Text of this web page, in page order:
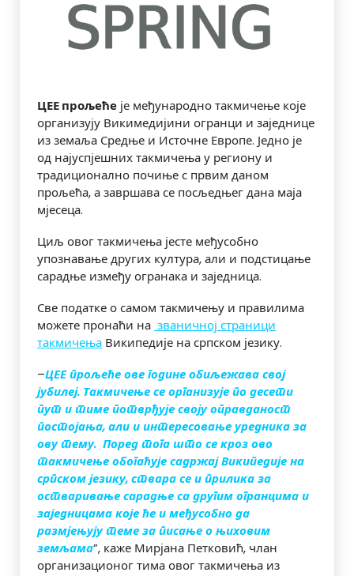
ЦЕЕ прољеће је међународно такмичење које
организују Викимедијини огранци и заједнице
из земаља Средње и Источне Европе. Једно је
од најуспјешних такмичења у региону и
традиционално почиње с првим даном
прољећа, а завршава се посљедњег дана маја
мјесеца.
Циљ овог такмичења јесте међусобно
упознавање других култура, али и подстицање
сарадње између огранака и заједница.
Све податке о самом такмичењу и правилима
можете пронаћи на званичној страници
такмичења Википедије на српском језику.
–ЦЕЕ прољећеове године обиљежава свој
јубилеј. Такмичење се организује по десети
пут и тиме потврђује своју оправданост
постојања, али и интересовање уредника за
ову тему. Поред тога што се кроз ово
такмичење обогаћује садржај Википедије на
српском језику, ствара се и прилика за
остваривање сарадње са другим огранцима и
заједницама које ће и међусобно да
размјењују теме за писање о њиховим
земљама”, каже Мирјана Петковић, члан
организационог тима овог такмичења из